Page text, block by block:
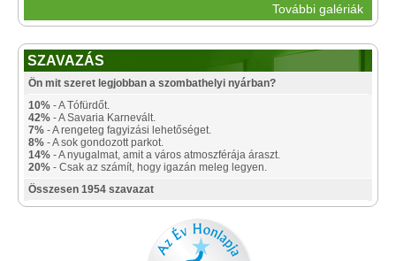
További galériák
SZAVAZÁS
Ön mit szeret legjobban a szombathelyi nyárban?
10% - A Tófürdőt.
42% - A Savaria Karnevált.
7% - A rengeteg fagyizási lehetőséget.
8% - A sok gondozott parkot.
14% - A nyugalmat, amit a város atmoszférája áraszt.
20% - Csak az számít, hogy igazán meleg legyen.
Összesen 1954 szavazat